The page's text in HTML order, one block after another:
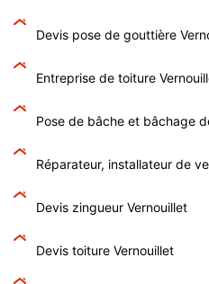
Devis pose de gouttière
Entreprise de toiture
Pose de bâche et bâchage
Réparateur, installateur de
Devis zingueur Vernouillet
Devis toiture Vernouillet